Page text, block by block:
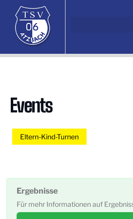
Events
Eltern-Kind-Turnen
Ergebnisse
Für mehr Informationen auf